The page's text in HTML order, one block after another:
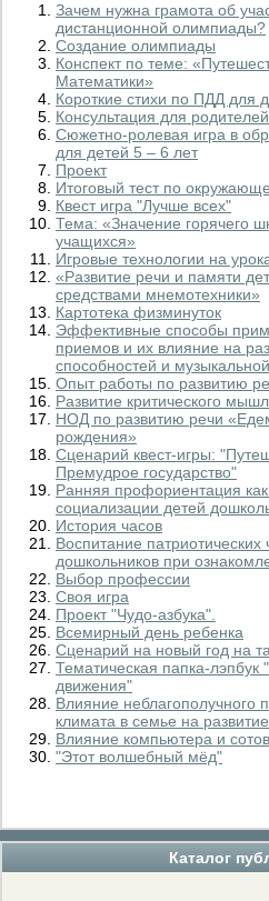
Каталог
Зачем нужна грамота об
дистанционной олимпиады?
Создание олимпиады
Конспект по теме:
Математики»
Короткие стихи по ПДД для
Консультация для
Сюжетно-ролевая игра в
для детей 5 – 6 лет
Проект
Итоговый тест по
Квест игра "Лучше всех"
Тема: «Значение горячего
учащихся»
Игровые технологии на
«Развитие речи и памяти
средствами мнемотехники»
Картотека физминуток
Эффективные способы
приемов и их влияние на
способностей и
Опыт работы по развитию
Развитие критического
НОД по развитию речи
рождения»
Сценарий квест-игры:
Премудрое государство"
Ранняя профориентация
социализации детей
История часов
Воспитание патриотических
дошкольников при
Выбор профессии
Своя игра
Проект "Чудо-азбука".
Всемирный день ребенка
Сценарий на новый год на
Тематическая папка-
движения"
Влияние неблагополучного
климата в семье на
Влияние компьютера и
"Этот волшебный мёд"